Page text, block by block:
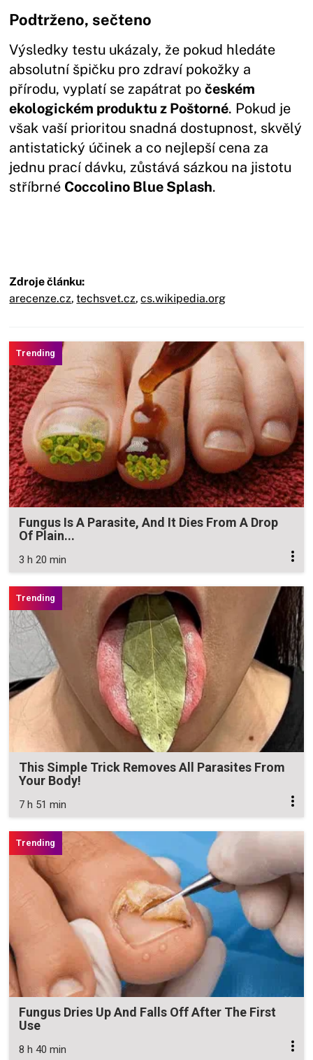
Podtrženo, sečteno
Výsledky testu ukázaly, že pokud hledáte
absolutní špičku pro zdraví pokožky a
přírodu, vyplatí se zapátrat počeském
ekologickém produktu z Poštorné. Pokud je
však vaší prioritou snadná dostupnost, skvělý
antistatický účinek a co nejlepší cena za
jednu prací dávku, zůstává sázkou na jistotu
stříbrné Coccolino Blue Splash.
Zdroje článku:
arecenze.cz, techsvet.cz, cs.wikipedia.org
Fungus Is A Parasite, And It Dies From A Drop
Of Plain...
3 h 20 min
This Simple Trick Removes All Parasites From
Your Body!
7 h 51 min
Fungus Dries Up And Falls Off After The First
Use
8 h 40 min